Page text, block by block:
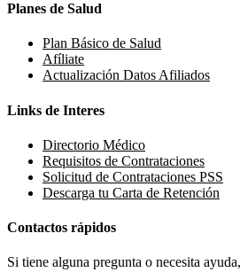
Planes de Salud
Plan Básico de Salud
Afíliate
Actualización Datos Afiliados
Links de Interes
Directorio Médico
Requisitos de Contrataciones
Solicitud de Contrataciones PSS
Descarga tu Carta de Retención
Contactos rápidos
Si tiene alguna pregunta o necesita